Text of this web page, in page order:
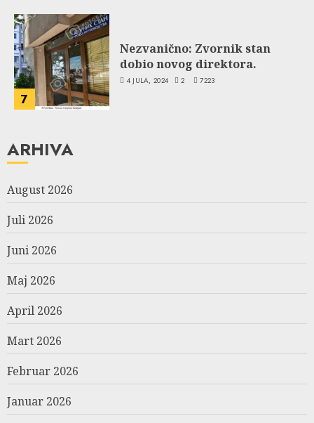
7
Nezvanično: Zvornik stan
dobio novog direktora.
4 JULA, 2024 2 7223
ARHIVA
August 2026
Juli 2026
Juni 2026
Maj 2026
April 2026
Mart 2026
Februar 2026
Januar 2026